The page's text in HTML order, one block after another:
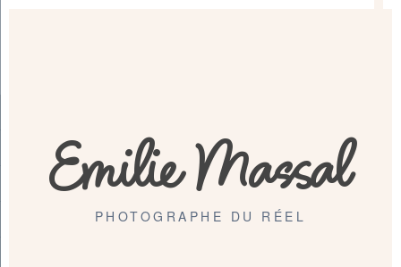
Emilie Massal
PHOTOGRAPHE DU RÉEL